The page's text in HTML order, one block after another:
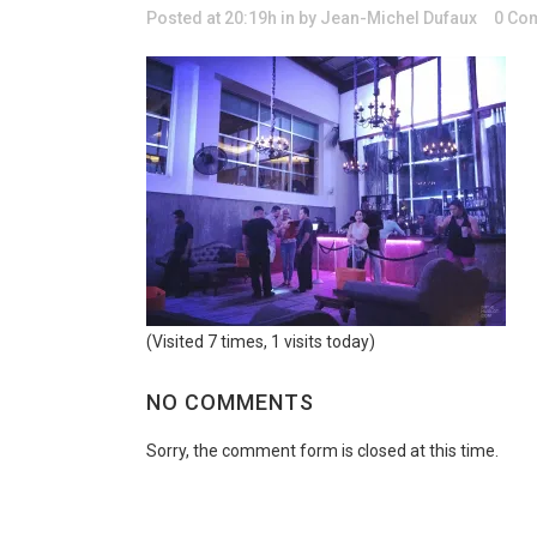
Posted at 20:19h in by Jean-Michel Dufaux 0
(Visited 7 times, 1 visits today)
NO COMMENTS
Sorry, the comment form is closed at this time.